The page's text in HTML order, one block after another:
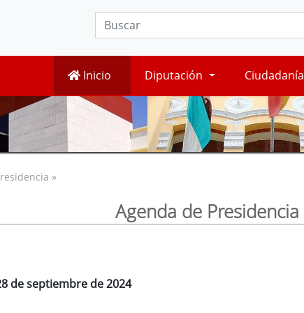
Inicio Diputación Ciudadanía
»
Agenda de Presidencia
de septiembre de 2024